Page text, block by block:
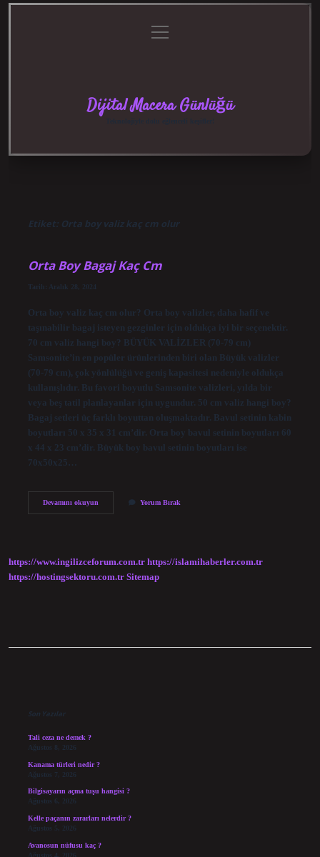
menüyü
aç
Dijital Macera Günlüğü
Etiket: Orta boy valiz kaç cm olur
Orta Boy Bagaj Kaç Cm
Tarih: Aralık 28, 2024
Orta boy valiz kaç cm olur? Orta boy valizler, daha hafif ve
taşınabilir bagaj isteyen gezginler için oldukça iyi bir seçenektir.
70 cm valiz hangi boy? BÜYÜK VALİZLER (70-79 cm)
Samsonite’in en popüler ürünlerinden biri olan Büyük valizler
(70-79 cm), çok yönlülüğü ve geniş kapasitesi nedeniyle oldukça
kullanışlıdır. Bu favori boyutlu Samsonite valizleri, yılda bir
veya beş tatil planlayanlar için uygundur. 50 cm valiz hangi boy?
Bagaj setleri üç farklı boyuttan oluşmaktadır. Bavul setinin kabin
boyutları 50 x 35 x 31 cm’dir. Orta boy bavul setinin boyutları 60
x 44 x 23 cm’dir. Büyük boy bavul setinin boyutları ise
70x50x25…
Devamını okuyunOrta
Yorum Bırak
https://www.ingilizceforum.com.tr https://islamihaberler.com.tr
https://hostingsektoru.com.tr Sitemap
Son Yazılar
Tali ceza ne demek ?
Ağustos 8, 2026
Kanama türleri nedir ?
Ağustos 7, 2026
Bilgisayarın açma tuşu hangisi ?
Ağustos 6, 2026
Kelle paçanın zararları nelerdir ?
Ağustos 5, 2026
Avanosun nüfusu kaç ?
Ağustos 4, 2026